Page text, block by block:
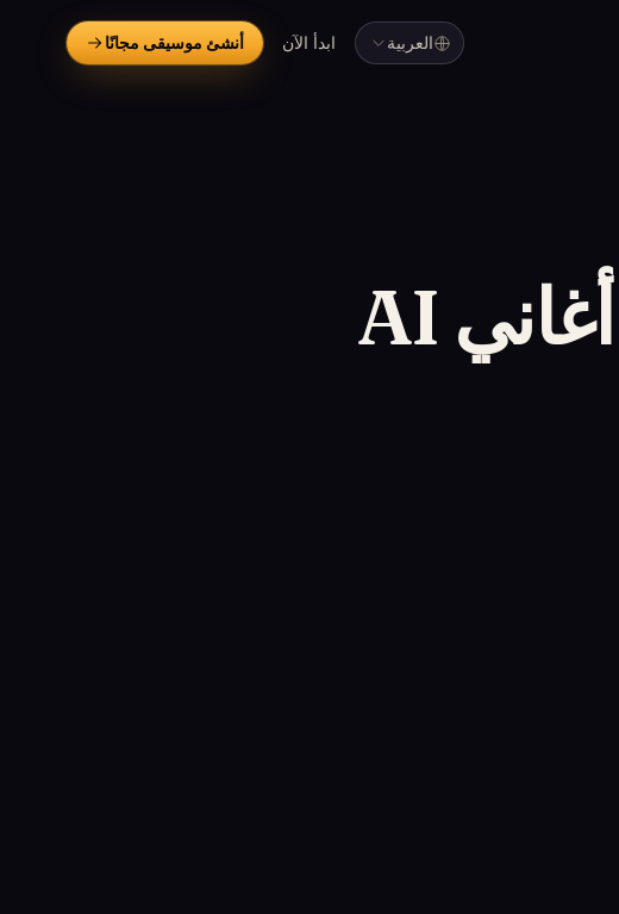
العربية ابدأ الآن أنشئ موسيقى مجانًا
Suno مقابل Udio: أي مولد أغاني AI